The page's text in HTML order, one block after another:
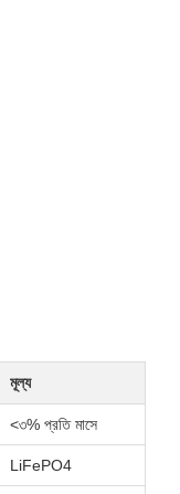
মূল্য
<৩% প্রতি মাসে
LiFePO4